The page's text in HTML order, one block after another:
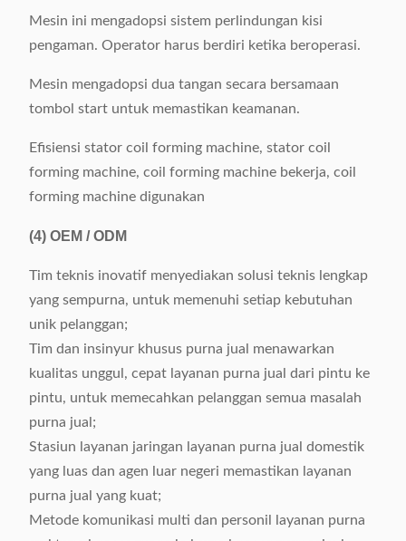
Mesin ini mengadopsi sistem perlindungan kisi
pengaman. Operator harus berdiri ketika beroperasi.
Mesin mengadopsi dua tangan secara bersamaan
tombol start untuk memastikan keamanan.
Efisiensi stator coil forming machine, stator coil
forming machine, coil forming machine bekerja, coil
forming machine digunakan
(4) OEM / ODM
Tim teknis inovatif menyediakan solusi teknis lengkap
yang sempurna, untuk memenuhi setiap kebutuhan
unik pelanggan;
Tim dan insinyur khusus purna jual menawarkan
kualitas unggul, cepat layanan purna jual dari pintu ke
pintu, untuk memecahkan pelanggan semua masalah
purna jual;
Stasiun layanan jaringan layanan purna jual domestik
yang luas dan agen luar negeri memastikan layanan
purna jual yang kuat;
Metode komunikasi multi dan personil layanan purna